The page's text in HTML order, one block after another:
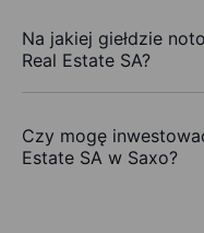
Na jakiej giełdzie
Real Estate SA?
Czy mogę
Estate SA w Saxo?